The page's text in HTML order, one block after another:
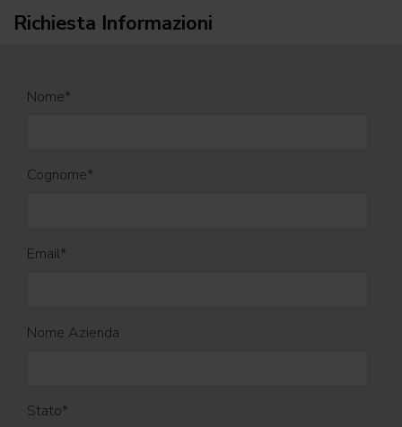
Richiesta Informazioni
Nome*
Cognome*
Email*
Nome Azienda
Stato*